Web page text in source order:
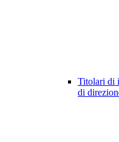
Titolari di
di